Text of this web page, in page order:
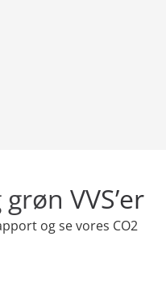
VVS’er
og se vores CO2